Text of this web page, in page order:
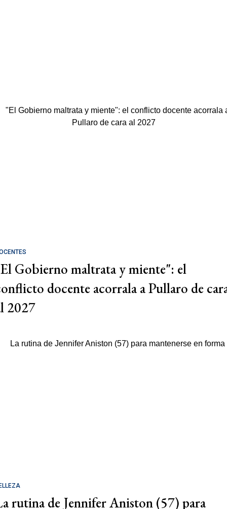
Gobierno maltrata y miente": el
docente acorrala a Pullaro de
2027
rutina de Jennifer Aniston (57) para